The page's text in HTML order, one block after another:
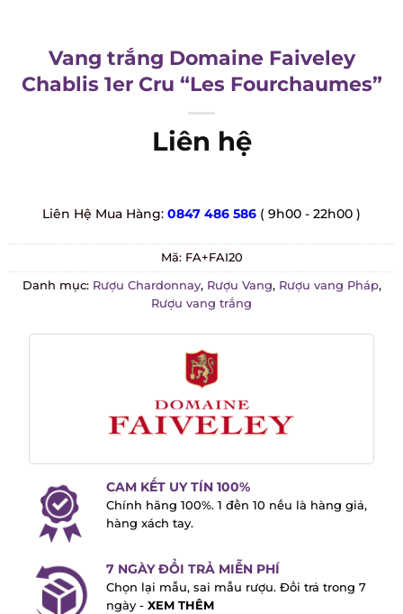
Vang trắng Domaine Faiveley
Chablis 1er Cru “Les Fourchaumes”
Liên hệ
Liên Hệ Mua Hàng: 0847 486 586 ( 9h00 - 22h00 )
Mã: FA+FAI20
Danh mục: Rượu Chardonnay, Rượu Vang, Rượu vang Pháp,
Rượu vang trắng
CAM KẾT UY TÍN 100%
Chính hãng 100%. 1 đền 10 nếu là hàng giả,
hàng xách tay.
7 NGÀY ĐỔI TRẢ MIỄN PHÍ
Chọn lại mẫu, sai mẫu rượu. Đổi trả trong 7
ngày -XEM THÊM